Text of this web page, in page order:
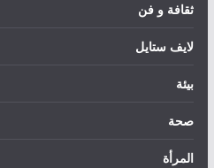
ثقافة و فن
لايف ستايل
بيئة
صحة
المرأة